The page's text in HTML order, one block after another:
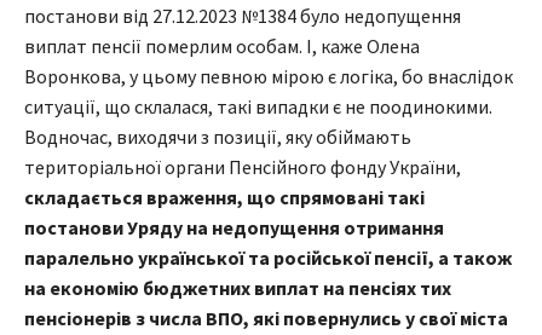
постанови від 27.12.2023 №1384 було недопущення
виплат пенсії померлим особам. І, каже Олена
Воронкова, у цьому певною мірою є логіка, бо внаслідок
ситуації, що склалася, такі випадки є не поодинокими.
Водночас, виходячи з позиції, яку обіймають
територіальної органи Пенсійного фонду України,
складається враження, що спрямовані такі
постанови Уряду на недопущення отримання
паралельно української та російської пенсії, а також
на економію бюджетних виплат на пенсіях тих
пенсіонерів з числа ВПО, які повернулись у свої міста